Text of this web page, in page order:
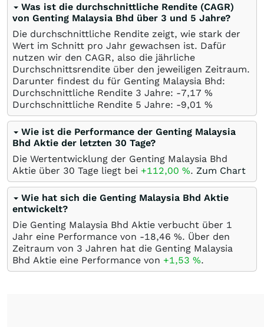
Was ist die durchschnittliche Rendite (CAGR)
von Genting Malaysia Bhd über 3 und 5 Jahre?
Die durchschnittliche Rendite zeigt, wie stark der
Wert im Schnitt pro Jahr gewachsen ist. Dafür
nutzen wir den CAGR, also die jährliche
Durchschnittsrendite über den jeweiligen Zeitraum.
Darunter findest du für Genting Malaysia Bhd:
Durchschnittliche Rendite 3 Jahre: -7,17 %
Durchschnittliche Rendite 5 Jahre: -9,01 %
Wie ist die Performance der Genting Malaysia
Bhd Aktie der letzten 30 Tage?
Die Wertentwicklung der Genting Malaysia Bhd
Aktie über 30 Tage liegt bei +112,00 %. Zum Chart
Wie hat sich die Genting Malaysia Bhd Aktie
entwickelt?
Die Genting Malaysia Bhd Aktie verbucht über 1
Jahr eine Performance von -18,46 %. Über den
Zeitraum von 3 Jahren hat die Genting Malaysia
Bhd Aktie eine Performance von +1,53 %.